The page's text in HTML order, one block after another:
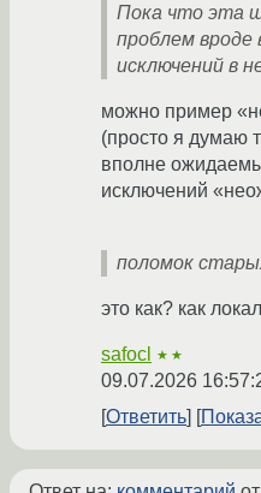
Пока что эта
проблем вроде
исключений в
можно пример
(просто я думаю
вполне
исключений
поломок
это как? как
safocl ★★
09.07.2026
Ответить